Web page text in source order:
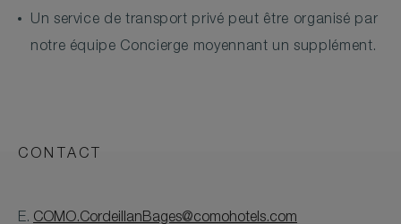
Un service de transport privé peut être organisé par
notre équipe Concierge moyennant un supplément.
CONTACT
E. COMO.CordeillanBages@comohotels.com